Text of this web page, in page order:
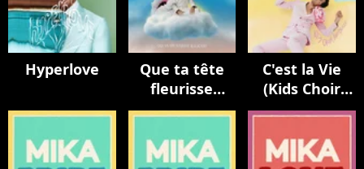
Hyperlove
Que ta tête
fleurisse
toujours
C'est la Vie
(Kids Choir
Version / avec
Populaire)